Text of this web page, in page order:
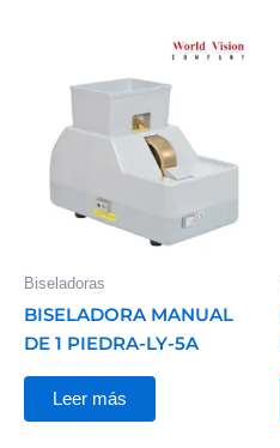
Biseladoras
BISELADORA MANUAL
DE 1 PIEDRA-LY-5A
Leer más